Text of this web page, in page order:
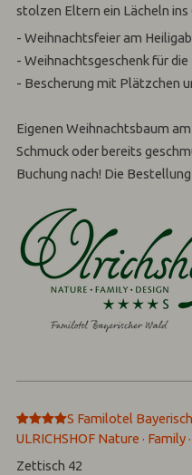
stolzen Eltern ein Lächeln ins
- Weihnachtsfeier am
- Weihnachtsgeschenk für die
- Bescherung mit Plätzchen
Eigenen Weihnachtsbaum
Schmuck oder bereits
Buchung nach! Die
****
S Familotel
ULRICHSHOF Nature · Family
Zettisch 42